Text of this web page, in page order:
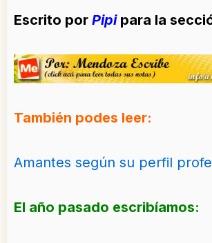
Escrito por Pipi para la
También podes leer:
Amantes según su perfil
El año pasado escribíamos: